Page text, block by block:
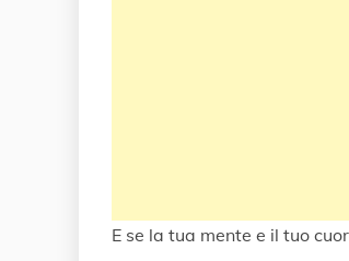
E se la tua mente e il tuo